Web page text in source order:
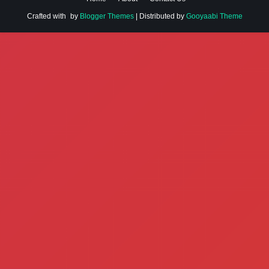
Crafted with by Blogger Themes| Distributed by Gooyaabi Theme